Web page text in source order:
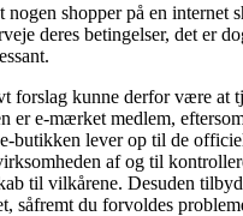
nogen shopper på en internet
deres betingelser, det er
forslag kunne derfor være at
er e-mærket medlem,
butikken lever op til de
af og til
til vilkårene. Desuden
såfremt du forvoldes